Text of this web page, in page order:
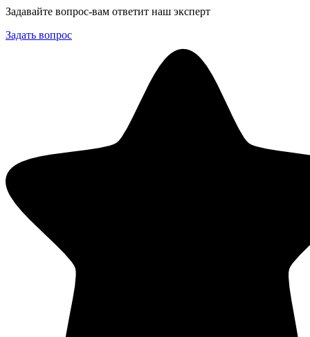
Задавайте вопрос-вам ответит наш эксперт
Задать вопрос